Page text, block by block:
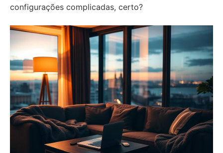
configurações complicadas, certo?